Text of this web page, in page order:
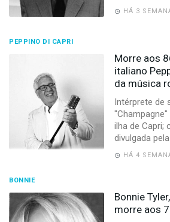
HÁ 3
PEPPINO DI CAPRI
Morre aos
italiano
da música
Intérprete
ilha de Capri;
divulgada
HÁ 4
BONNIE
Bonnie
morre aos